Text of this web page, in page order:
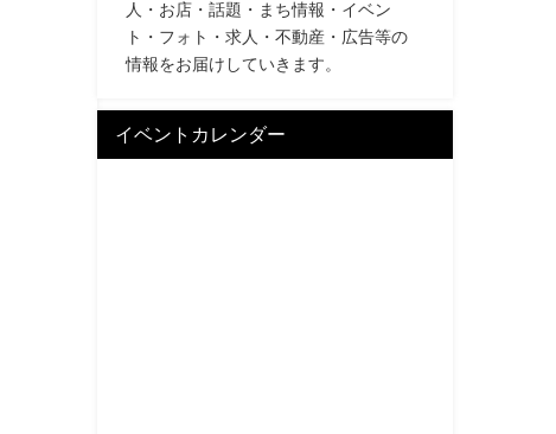
人・お店・話題・まち情報・イベン
ト・フォト・求人・不動産・広告等の
情報をお届けしていきます。
イベントカレンダー